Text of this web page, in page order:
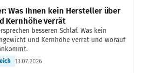
Was Ihnen kein Hersteller über
Kernhöhe verrät
besseren Schlaf. Was kein
und Kernhöhe verrät und worauf
13.07.2026